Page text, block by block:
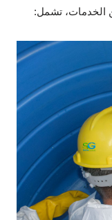
الخدمات، تشمل: